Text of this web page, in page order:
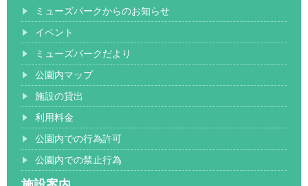
ミューズパークからのお知らせ
イベント
ミューズパークだより
公園内マップ
施設の貸出
利用料金
公園内での行為許可
公園内での禁止行為